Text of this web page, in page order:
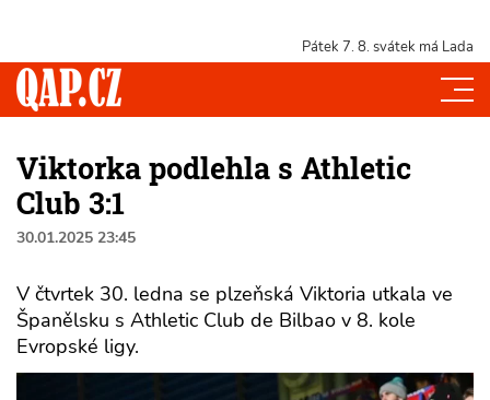
Pátek 7. 8. svátek má Lada
Viktorka podlehla s Athletic
Club 3:1
30.01.2025 23:45
V čtvrtek 30. ledna se plzeňská Viktoria utkala ve
Španělsku s Athletic Club de Bilbao v 8. kole
Evropské ligy.